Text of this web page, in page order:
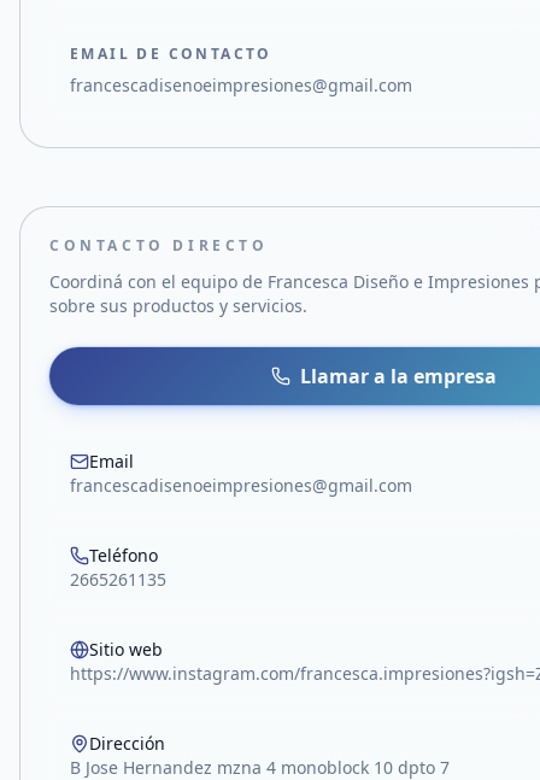
EMAIL DE CONTACTO
francescadisenoeimpresiones@gmail.com
CONTACTO DIRECTO
Coordiná con el equipo de Francesca Diseño e Impresiones
sobre sus productos y servicios.
Llamar a la empresa
Email
francescadisenoeimpresiones@gmail.com
Teléfono
2665261135
Sitio web
https://www.instagram.com/
Dirección
B Jose Hernandez mzna 4 monoblock 10 dpto 7